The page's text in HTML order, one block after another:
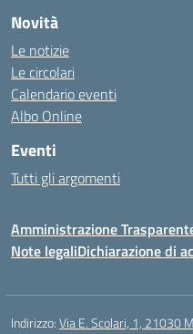
Novità
Le notizie
Le circolari
Calendario eventi
Albo Online
Eventi
Tutti gli argomenti
Amministrazione
Note legaliDichiarazione di
Indirizzo:Via E. Scolari, 1, 21030